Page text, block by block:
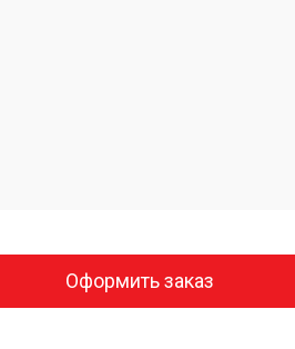
Оформить заказ